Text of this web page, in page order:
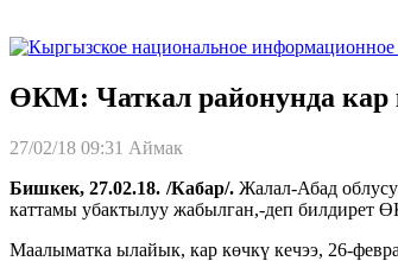
ӨКМ: Чаткал районунда кар
27/02/18 09:31 Аймак
Бишкек, 27.02.18. /Кабар/.Жалал-Абад
каттамы убактылуу жабылган,-деп билдирет
Маалыматка ылайык, кар көчкү кечээ, 26-